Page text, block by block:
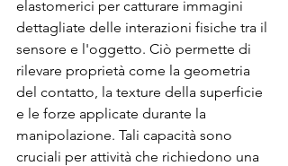
elastomerici per catturare immagini
dettagliate delle interazioni fisiche tra il
sensore e l'oggetto. Ciò permette di
rilevare proprietà come la geometria
del contatto, la texture della superficie
e le forze applicate durante la
manipolazione. Tali capacità sono
cruciali per attività che richiedono una